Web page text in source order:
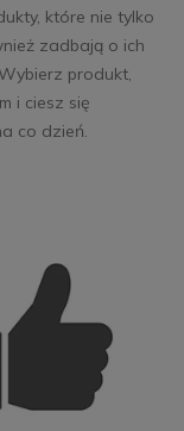
które nie tylko
zadbają o ich
produkt,
i ciesz się
co dzień.